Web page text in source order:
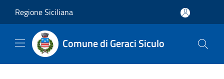
Regione Siciliana
Comune di Geraci Siculo